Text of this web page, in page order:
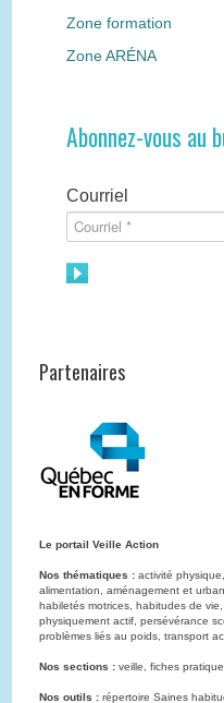
Zone formation
Zone ARÉNA
Abonnez-vous au
Courriel
Partenaires
Le portail Veille Action
Nos thématiques : activité
alimentation, aménagement et
habiletés motrices, habitudes de
physiquement actif, persévérance
problèmes liés au poids, transport
Nos sections : veille, fiches
Nos outils : répertoire Saines